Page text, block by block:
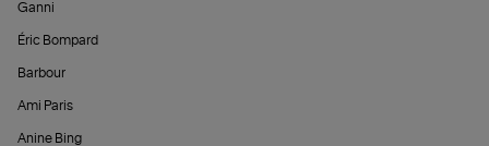
Ganni
Éric Bompard
Barbour
Ami Paris
Anine Bing